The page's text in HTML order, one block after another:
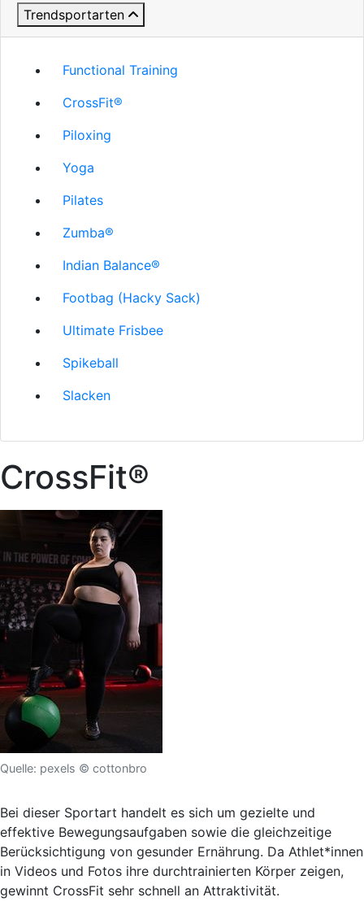
Trendsportarten
Functional Training
CrossFit®
Piloxing
Yoga
Pilates
Zumba®
Indian Balance®
Footbag (Hacky Sack)
Ultimate Frisbee
Spikeball
Slacken
CrossFit®
Quelle: pexels © cottonbro
Bei dieser Sportart handelt es sich um gezielte und
effektive Bewegungsaufgaben sowie die gleichzeitige
Berücksichtigung von gesunder Ernährung. Da Athlet*innen
in Videos und Fotos ihre durchtrainierten Körper zeigen,
gewinnt CrossFit sehr schnell an Attraktivität.